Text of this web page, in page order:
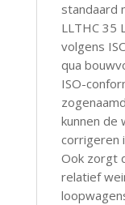
standaard
LLTHC 35
volgens
qua
ISO-
kunnen de
corrigeren
Ook zorgt
relatief